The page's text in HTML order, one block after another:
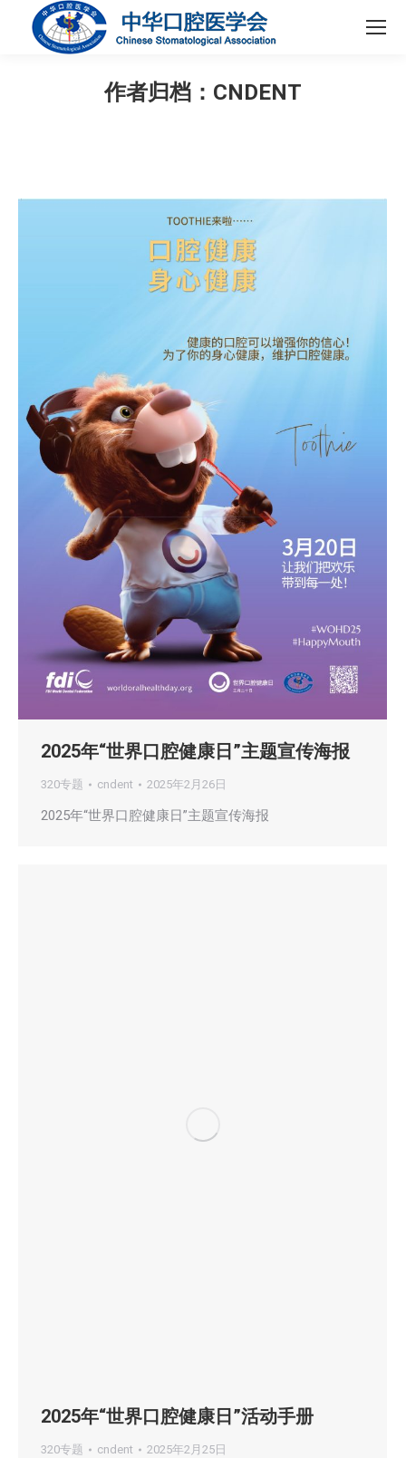
作者归档： CNDENT
2025年“世界口腔健康日”主题宣传海报
320专题 cndent 2025年2月26日
2025年“世界口腔健康日”主题宣传海报
2025年“世界口腔健康日”活动手册
320专题 cndent 2025年2月25日